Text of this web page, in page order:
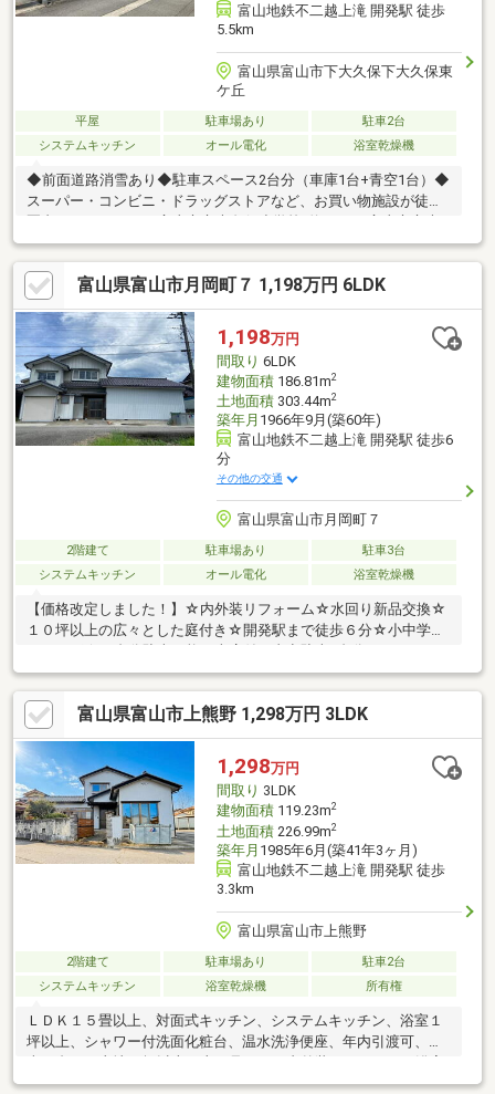
富山地鉄不二越上滝 開発駅 徒歩
5.5km
富山県富山市下大久保下大久保東
ケ丘
平屋 駐車場あり
駐車2台
システムキッチン
オール電化 浴室乾燥機
◆前面道路消雪あり◆駐車スペース2台分（車庫1台+青空1台）◆
スーパー・コンビニ・ドラッグストアなど、お買い物施設が徒歩
沢野中学校..約3000malbis(アルビス) 大久保店..約500mローソン
大沢野下大久保店..約500mクスリのアオキ下大久保店..約600ｍ
富山県富山市月岡町７ 1,198万円 6LDK
1,198万円
間取り 6LDK
建物面積186.81m2
土地面積303.44m2
築年月 1966年9月(築60年)
富山地鉄不二越上滝 開発駅 徒歩6
分
その他の交通
富山県富山市月岡町７
2階建て 駐車場あり
駐車3台
システムキッチン
オール電化 浴室乾燥機
【価格改定しました！】☆内外装リフォーム☆水回り新品交換☆
１０坪以上の広々とした庭付き☆開発駅まで徒歩６分☆小中学校
富山県富山市上熊野 1,298万円 3LDK
1,298万円
間取り 3LDK
建物面積119.23m2
土地面積226.99m2
築年月 1985年6月(築41年3ヶ月)
富山地鉄不二越上滝 開発駅 徒歩
3.3km
富山県富山市上熊野
2階建て 駐車場あり
駐車2台
システムキッチン
浴室乾燥機 所有権
ＬＤＫ１５畳以上、対面式キッチン、システムキッチン、浴室１
坪以上、シャワー付洗面化粧台、温水洗浄便座、年内引渡可、駐
乾燥機、陽当り良好、全居室収納、閑静な住宅地、和室、田園風